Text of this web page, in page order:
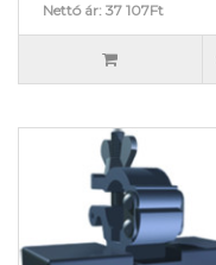
Nettó ár: 37 107Ft